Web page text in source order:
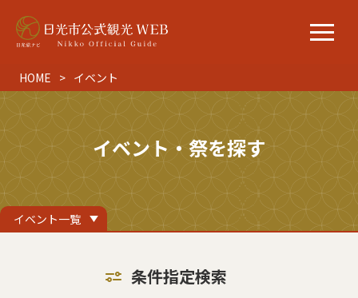
HOME イベント
イベント・祭を探す
イベント一覧
条件指定検索